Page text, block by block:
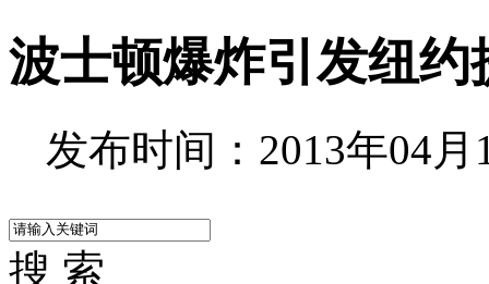
波士顿爆炸引发纽
发布时间：2013年04月
搜 索